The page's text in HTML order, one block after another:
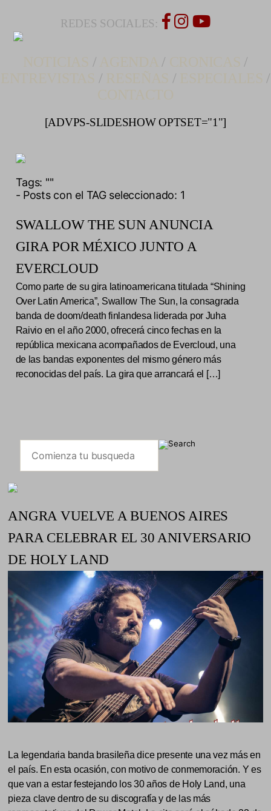
REDES SOCIALES:
/ /
/
/ /
/
[ADVPS-SLIDESHOW OPTSET="1"]
Tags: ""
- Posts con el TAG seleccionado: 1
SWALLOW THE SUN ANUNCIA
GIRA POR MÉXICO JUNTO A
EVERCLOUD
Como parte de su gira latinoamericana titulada “Shining
Over Latin America”, Swallow The Sun, la consagrada
banda de doom/death finlandesa liderada por Juha
Raivio en el año 2000, ofrecerá cinco fechas en la
república mexicana acompañados de Evercloud, una
de las bandas exponentes del mismo género más
reconocidas del país. La gira que arrancará el […]
ANGRA VUELVE A BUENOS AIRES
PARA CELEBRAR EL 30 ANIVERSARIO
DE HOLY LAND
La legendaria banda brasileña dice presente una vez más en
el país. En esta ocasión, con motivo de conmemoración. Y es
que van a estar festejando los 30 años de Holy Land, una
pieza clave dentro de su discografía y de las más